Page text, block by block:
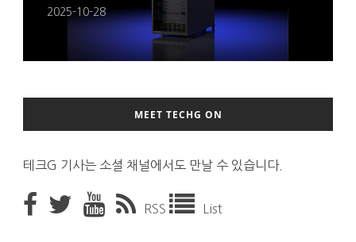
2025-10-28
MEET TECHG ON
테크G 기사는 소셜 채널에서도 만날 수 있습니다.
RSS List